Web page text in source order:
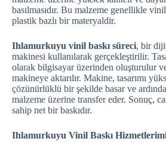
basılmasıdır. Bu malzeme genellikle
plastik bazlı bir materyaldir.
Ihlamurkuyu vinil baskı süreci, bir
makinesi kullanılarak gerçekleştirilir.
olarak bilgisayar üzerinden oluşturulur
makineye aktarılır. Makine, tasarımı
çözünürlüklü bir şekilde basar ve
malzeme üzerine transfer eder. Sonuç,
sahip net bir baskıdır.
Ihlamurkuyu Vinil Baskı